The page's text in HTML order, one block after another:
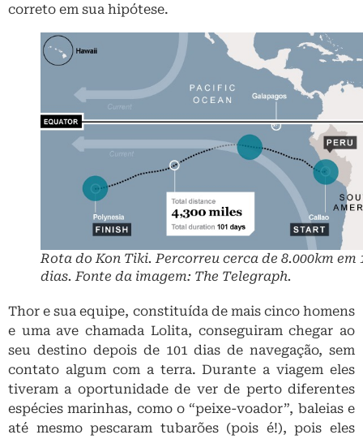
correto em sua hipótese.
Rota do Kon Tiki. Percorreu cerca de 8.000km em
dias. Fonte da imagem: The Telegraph.
Thor e sua equipe, constituída de mais cinco homens
e uma ave chamada Lolita, conseguiram chegar ao
seu destino depois de 101 dias de navegação, sem
contato algum com a terra. Durante a viagem eles
tiveram a oportunidade de ver de perto diferentes
espécies marinhas, como o “peixe-voador”, baleias e
até mesmo pescaram tubarões (pois é!), pois eles